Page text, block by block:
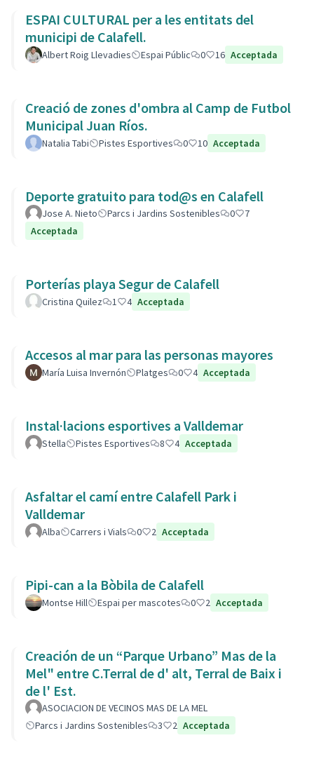
ESPAI CULTURAL per a les entitats del
municipi de Calafell.
Albert Roig Llevadies Espai Públic 0 16 Acceptada
Creació de zones d'ombra al Camp de Futbol
Municipal Juan Ríos.
Natalia Tabi Pistes Esportives 0 10 Acceptada
Deporte gratuito para tod@s en Calafell
Jose A. Nieto Parcs i Jardins Sostenibles 0
7
Acceptada
Porterías playa Segur de Calafell
Cristina Quilez 1 4 Acceptada
Accesos al mar para las personas mayores
María Luisa Invernón Platges 0 4 Acceptada
Instal·lacions esportives a Valldemar
Stella Pistes Esportives 8 4 Acceptada
Asfaltar el camí entre Calafell Park i
Valldemar
Alba Carrers i Vials 0 2 Acceptada
Pipi-can a la Bòbila de Calafell
Montse Hill Espai per mascotes 0 2 Acceptada
Creación de un “Parque Urbano” Mas de la
Mel" entre C.Terral de d' alt, Terral de Baix i
de l' Est.
ASOCIACION DE VECINOS MAS DE LA MEL
Parcs i Jardins Sostenibles
3 2 Acceptada